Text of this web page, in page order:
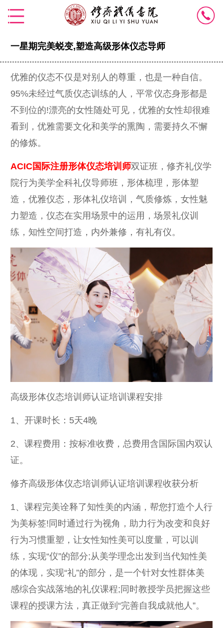
一星期完美蜕变,塑造高级形体仪态导师
优雅的仪态不仅是对别人的尊重，也是一种自信。
95%未经过气质仪态训练的人，平常仪态身形都是
不到位的!漂亮的女性随处可见，优雅的女性却很难
看到，优雅需要文化和美学的熏陶，需要持久不懈
的修炼。
ACIC国际注册形体仪态培训师双证班，修齐礼仪学
院行为美学全科礼仪导师班，形体梳理，形体塑
造，优雅仪态，形体礼仪培训，气质修炼，女性魅
力塑造，仪态在实用场景中的运用，场景礼仪训
练，知性空间打造，内外兼修，有礼有仪。
高级形体仪态培训师认证培训课程安排
1、开课时长：5天4晚
2、课程费用：按标准收费，总费用含国际国内双认
证。
修齐高级形体仪态培训师认证培训课程收获分析
1、课程完美诠释了知性美的内涵，帮您打造个人行
为美标签!同时通过行为视角，助力行为改变和良好
行为习惯重塑，让女性知性美可以度量，可以训
练，实现“仪”的部分;从美学理念出发到当代知性美
的体现，实现“礼”的部分，是一个针对女性群体美
感综合实战落地的礼仪课程;同时教授学员把握这些
课程的授课方法，真正做到“完善自我成就他人”。